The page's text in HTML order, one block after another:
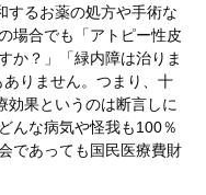
するお薬の処方や手術な
場合でも「アトピー性皮
か？」「緑内障は治りま
りません。つまり、十
効果というのは断言しに
んな病気や怪我も100％
であっても国民医療費財